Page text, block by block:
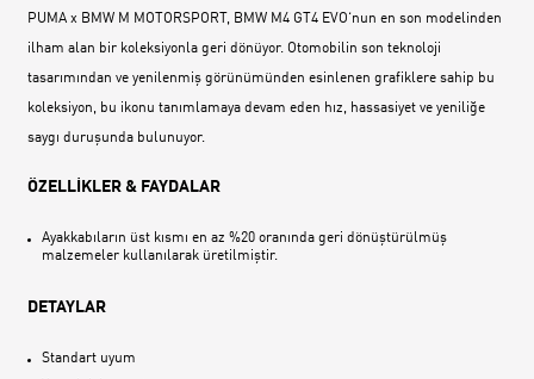
PUMA x BMW M MOTORSPORT, BMW M4 GT4 EVO‘nun en son modelinden
ilham alan bir koleksiyonla geri dönüyor. Otomobilin son teknoloji
tasarımından ve yenilenmiş görünümünden esinlenen grafiklere sahip bu
koleksiyon, bu ikonu tanımlamaya devam eden hız, hassasiyet ve yeniliğe
saygı duruşunda bulunuyor.
ÖZELLİKLER & FAYDALAR
Ayakkabıların üst kısmı en az %20 oranında geri dönüştürülmüş
malzemeler kullanılarak üretilmiştir.
DETAYLAR
Standart uyum